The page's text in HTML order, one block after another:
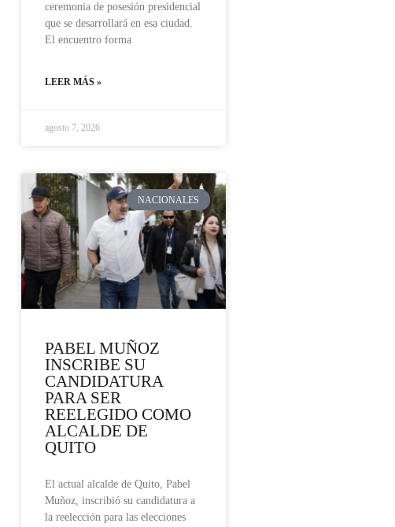
ceremonia de posesión presidencial
que se desarrollará en esa ciudad.
El encuentro forma
LEER MÁS »
agosto 7, 2026
NACIONALES
PABEL MUÑOZ
INSCRIBE SU
CANDIDATURA
PARA SER
REELEGIDO COMO
ALCALDE DE
QUITO
El actual alcalde de Quito, Pabel
Muñoz, inscribió su candidatura a
la reelección para las elecciones